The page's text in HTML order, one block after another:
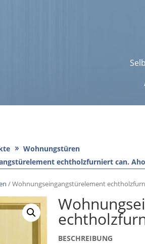
Wohnungstüren
echtholzfurniert can.
/ Wohnungseingangstürelement
BESCHREIBUNG